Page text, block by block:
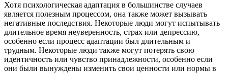
Хотя психологическая адаптация в большинстве случаев
является полезным процессом, она также может вызывать
негативные последствия. Некоторые люди могут испытывать
длительное время неуверенность, страх или депрессию,
особенно если процесс адаптации был длительным и
трудным. Некоторые люди также могут потерять свою
идентичность или чувство принадлежности, особенно если
они были вынуждены изменить свои ценности или нормы в